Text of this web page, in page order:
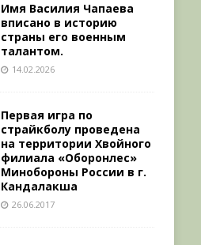
Имя Василия Чапаева
вписано в историю
страны его военным
талантом.
14.02.2026
Первая игра по
страйкболу проведена
на территории Хвойного
филиала «Оборонлес»
Минобороны России в г.
Кандалакша
26.06.2017